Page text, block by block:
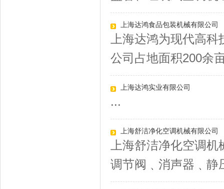
上海达鸿食品包装机械有限公司
上海达鸿为现代高
公司占地面积200余
上海达鸿实业有限公司
...
上海舒洁净化空调机械有限公司
上海舒洁净化空调
调节阀﹑消声器﹑静